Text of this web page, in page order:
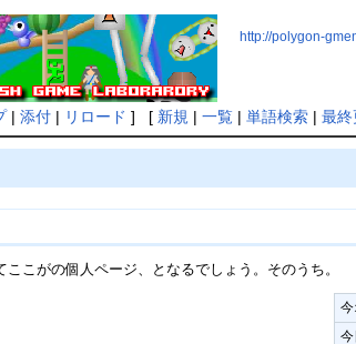
http://polygon-
| 添付| リロード ] [ 新規 | 一覧| 単語検索| 最終
こがの個人ページ、となるでしょう。そのうち。
今
今